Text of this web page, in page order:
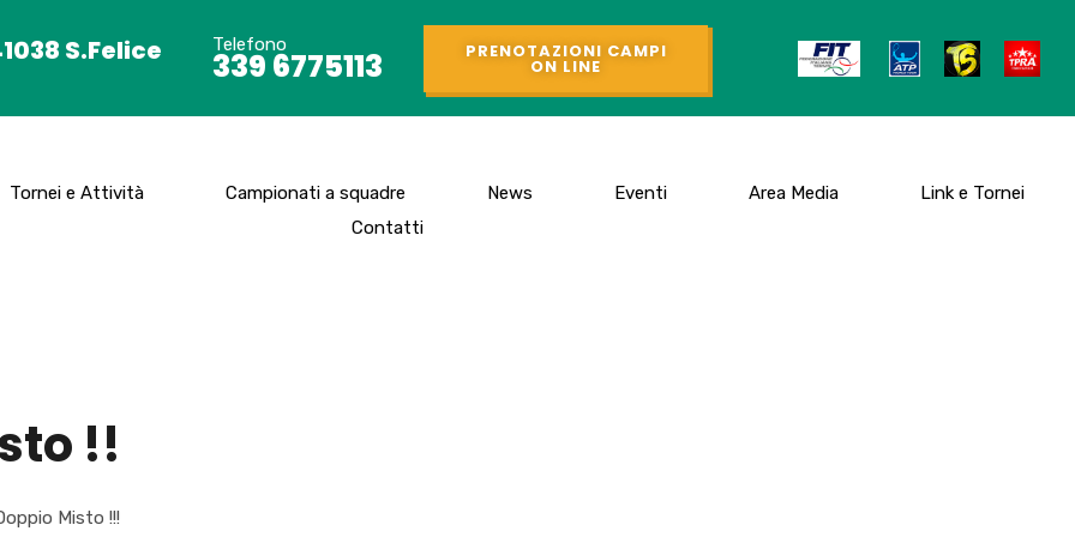
S.Felice Telefono
339 6775113 PRENOTAZIONI CAMPI
ON LINE
Tornei e Attività Campionati a squadre News Eventi Area Media
Link e Tornei
Contatti
!!
Misto !!!